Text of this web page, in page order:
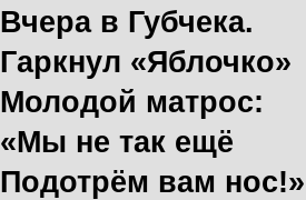
Вчера в Губчека.
Гаркнул «Яблочко»
Молодой матрос:
«Мы не так ещё
Подотрём вам нос!»